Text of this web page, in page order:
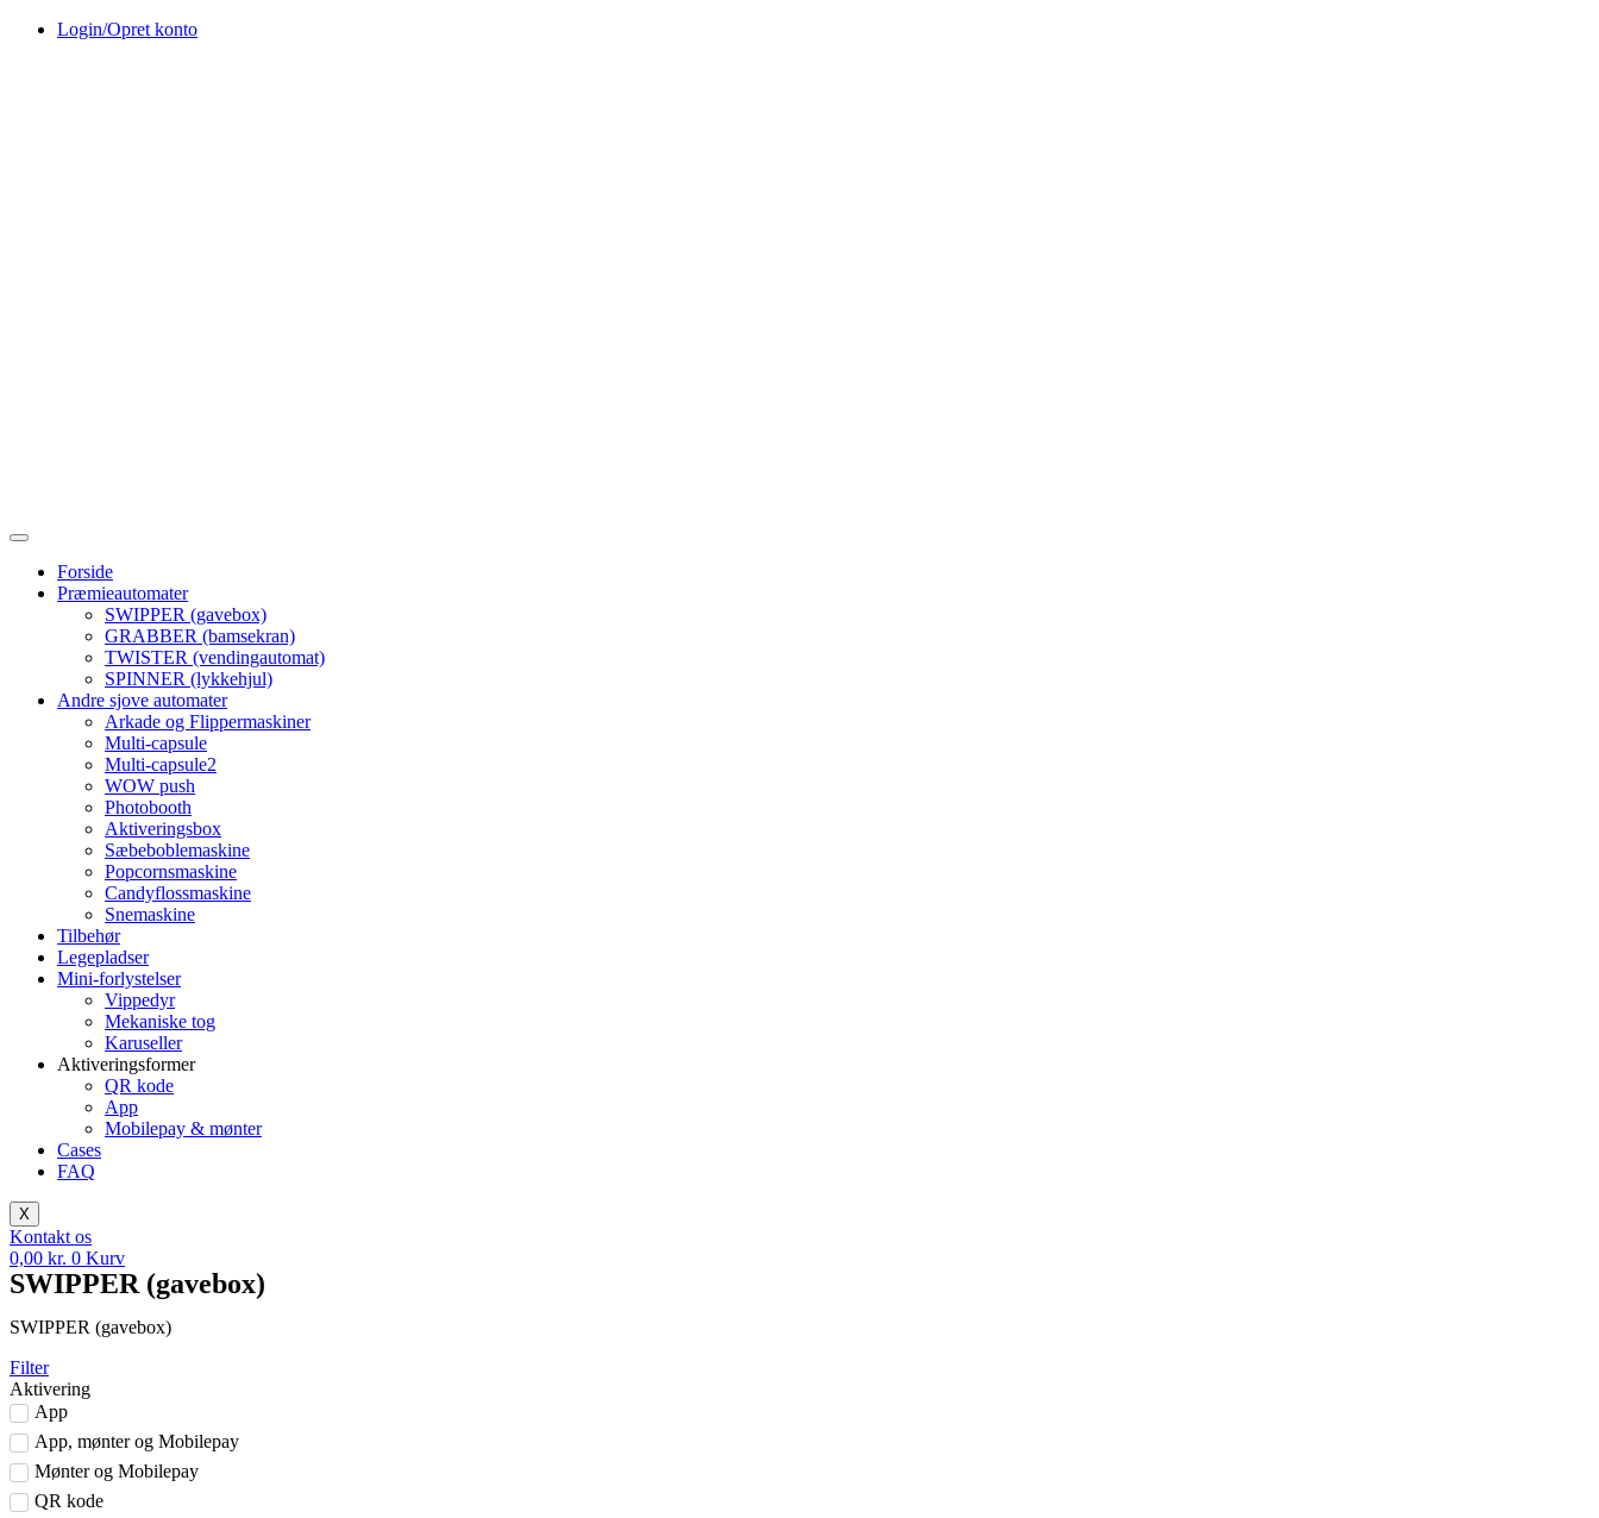
VidereLogin/Opret konto
Forside
Præmieautomater
SWIPPER (gavebox)
GRABBER (bamsekran)
TWISTER (vendingautomat)
SPINNER (lykkehjul)
Andre sjove automater
Arkade og Flippermaskiner
Multi-capsule
Multi-capsule2
WOW push
Photobooth
Aktiveringsbox
Sæbeboblemaskine
Popcornsmaskine
Candyflossmaskine
Snemaskine
Tilbehør
Legepladser
Mini-forlystelser
Vippedyr
Mekaniske tog
Karuseller
Aktiveringsformer
QR kode
App
Mobilepay & mønter
Cases
FAQ
X
Kontakt os
0,00 kr. 0 Kurv
SWIPPER (gavebox)
SWIPPER (gavebox)
Filter
Aktivering
App
App, mønter og Mobilepay
Mønter og Mobilepay
QR kode